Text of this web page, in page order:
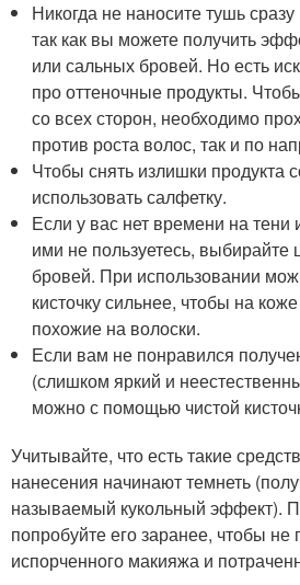
Никогда не наносите тушь
так как вы можете получить
или сальных бровей. Но есть
про оттеночные продукты.
со всех сторон, необходимо
против роста волос, так и по
Чтобы снять излишки продукта
использовать салфетку.
Если у вас нет времени на
ими не пользуетесь, выбирайте
бровей. При использовании
кисточку сильнее, чтобы на
похожие на волоски.
Если вам не понравился
(слишком яркий и
можно с помощью чистой
Учитывайте, что есть такие
нанесения начинают темнеть
называемый кукольный эффект).
попробуйте его заранее, чтобы не
испорченного макияжа и